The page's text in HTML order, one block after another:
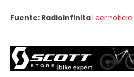
Fuente: RadioInfinitaLeer